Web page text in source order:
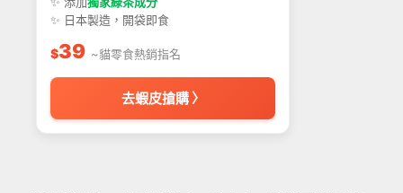
✨ 日本製造，開袋即食
$39 ~貓零食熱銷指名
去蝦皮搶購 〉